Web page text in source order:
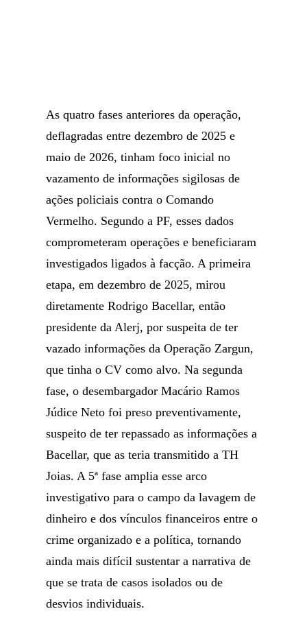
As quatro fases anteriores da operação,
deflagradas entre dezembro de 2025 e
maio de 2026, tinham foco inicial no
vazamento de informações sigilosas de
ações policiais contra o Comando
Vermelho. Segundo a PF, esses dados
comprometeram operações e beneficiaram
investigados ligados à facção. A primeira
etapa, em dezembro de 2025, mirou
diretamente Rodrigo Bacellar, então
presidente da Alerj, por suspeita de ter
vazado informações da Operação Zargun,
que tinha o CV como alvo. Na segunda
fase, o desembargador Macário Ramos
Júdice Neto foi preso preventivamente,
suspeito de ter repassado as informações a
Bacellar, que as teria transmitido a TH
Joias. A 5ª fase amplia esse arco
investigativo para o campo da lavagem de
dinheiro e dos vínculos financeiros entre o
crime organizado e a política, tornando
ainda mais difícil sustentar a narrativa de
que se trata de casos isolados ou de
desvios individuais.